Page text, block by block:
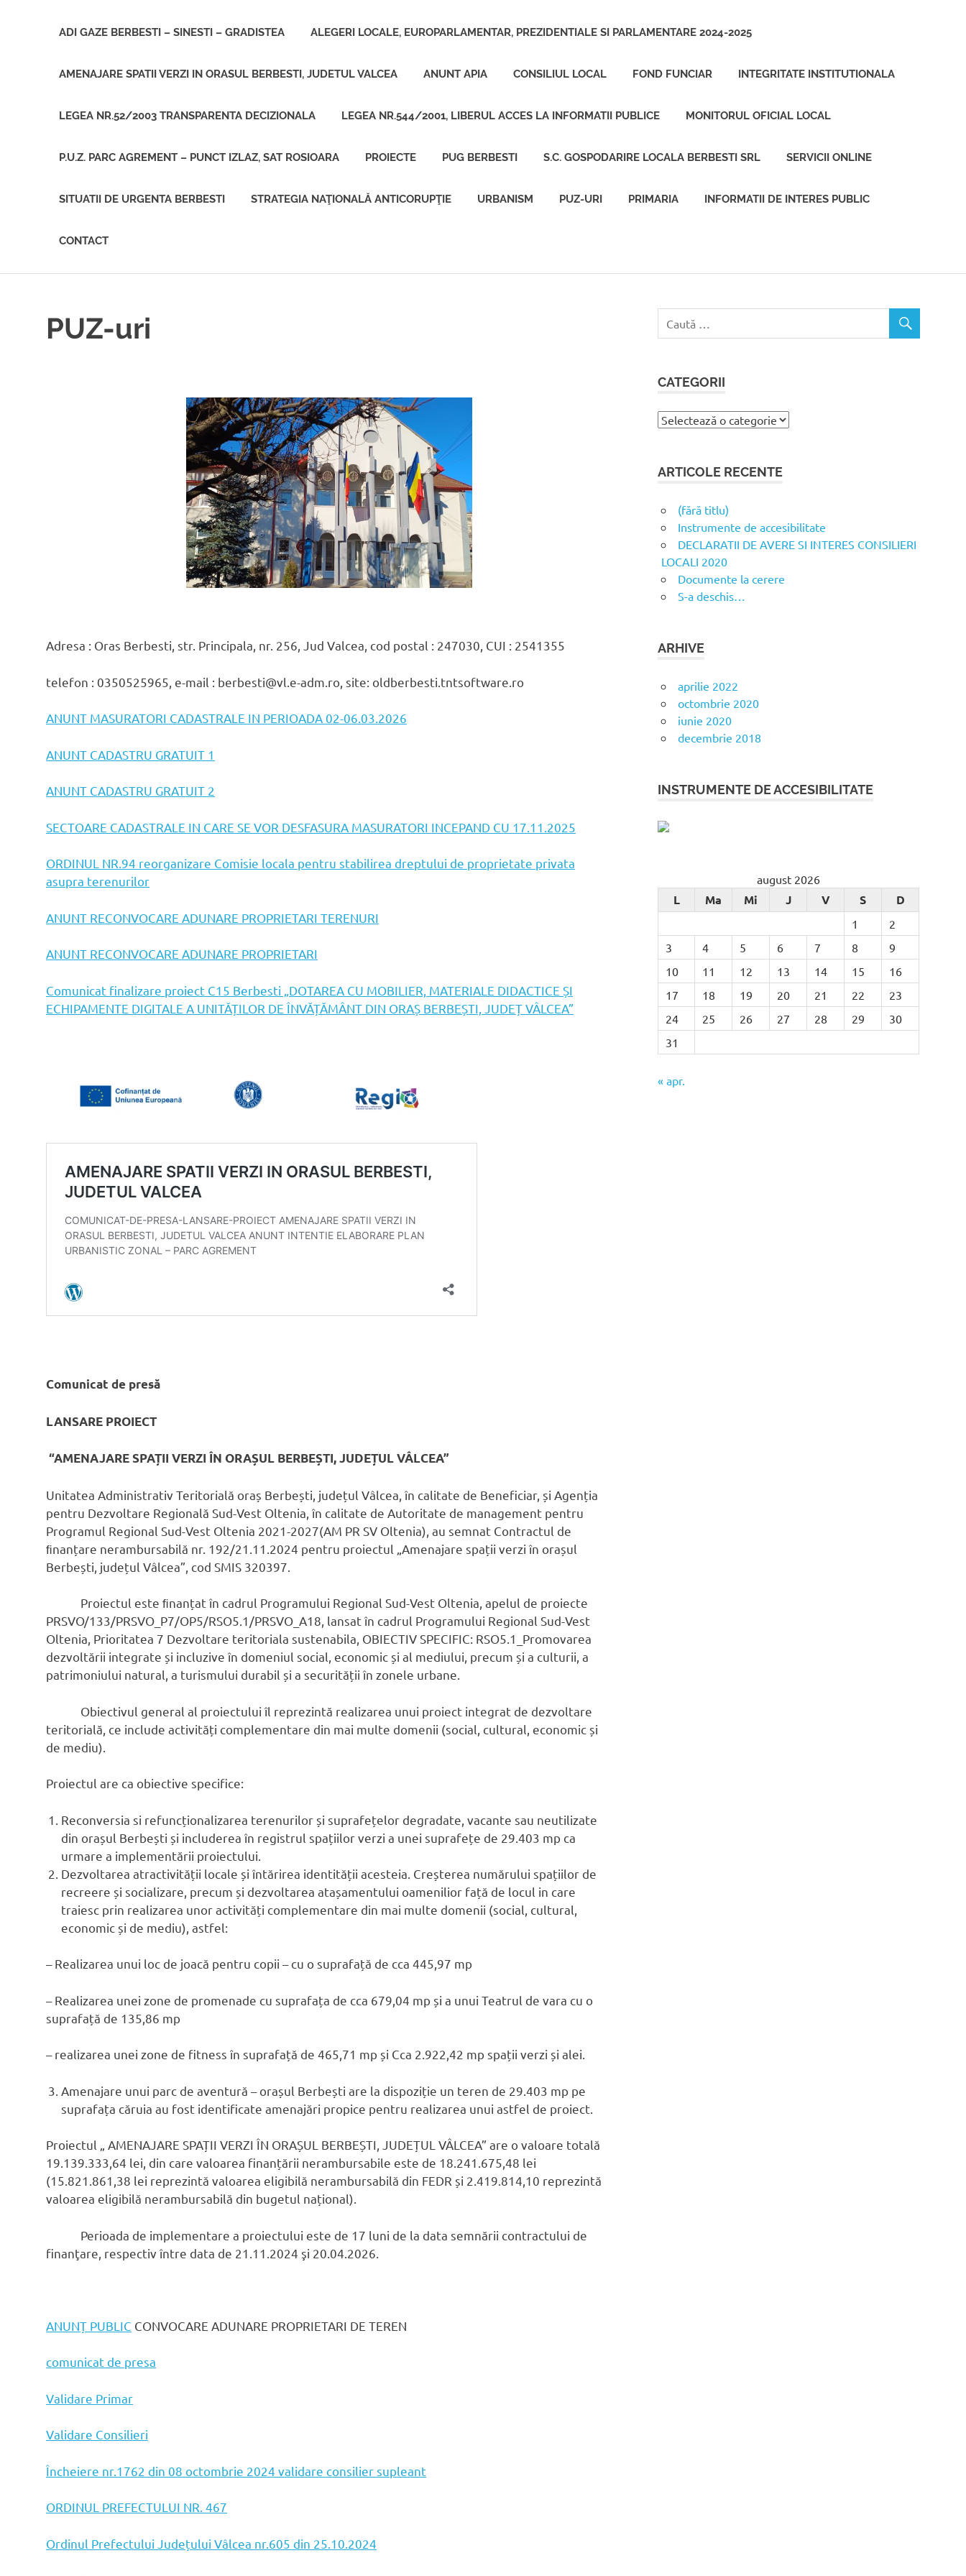
ADI GAZE BERBESTI – SINESTI – GRADISTEA ALEGERI LOCALE, EUROPARLAMENTAR, PREZIDENTIALE SI PARLAMENTARE 2024-2025
AMENAJARE SPATII VERZI IN ORASUL BERBESTI, JUDETUL VALCEA ANUNT APIA CONSILIUL LOCAL FOND FUNCIAR INTEGRITATE INSTITUTIONALA
LEGEA NR.52/2003 TRANSPARENTA DECIZIONALA LEGEA NR.544/2001, LIBERUL ACCES LA INFORMATII PUBLICE MONITORUL OFICIAL LOCAL
P.U.Z. PARC AGREMENT – PUNCT IZLAZ, SAT ROSIOARA PROIECTE PUG BERBESTI S.C. GOSPODARIRE LOCALA BERBESTI SRL SERVICII ONLINE
SITUATII DE URGENTA BERBESTI STRATEGIA NAŢIONALĂ ANTICORUPŢIE URBANISM PUZ-URI PRIMARIA INFORMATII DE INTERES PUBLIC
CONTACT
PUZ-uri
Adresa : Oras Berbesti, str. Principala, nr. 256, Jud Valcea, cod postal : 247030, CUI : 2541355
telefon : 0350525965, e-mail : berbesti@vl.e-adm.ro, site: oldberbesti.tntsoftware.ro
ANUNT MASURATORI CADASTRALE IN PERIOADA 02-06.03.2026
ANUNT CADASTRU GRATUIT 1
ANUNT CADASTRU GRATUIT 2
SECTOARE CADASTRALE IN CARE SE VOR DESFASURA MASURATORI INCEPAND CU 17.11.2025
ORDINUL NR.94 reorganizare Comisie locala pentru stabilirea dreptului de proprietate privata
asupra terenurilor
ANUNT RECONVOCARE ADUNARE PROPRIETARI TERENURI
ANUNT RECONVOCARE ADUNARE PROPRIETARI
Comunicat finalizare proiect C15 Berbesti „DOTAREA CU MOBILIER, MATERIALE DIDACTICE ȘI
ECHIPAMENTE DIGITALE A UNITĂȚILOR DE ÎNVĂȚĂMÂNT DIN ORAȘ BERBEȘTI, JUDEȚ VÂLCEA”
Comunicat de presă
LANSARE PROIECT
“AMENAJARE SPAȚII VERZI ÎN ORAȘUL BERBEȘTI, JUDEȚUL VÂLCEA”
Unitatea Administrativ Teritorială oraș Berbești, județul Vâlcea, în calitate de Beneficiar, și Agenția
pentru Dezvoltare Regională Sud-Vest Oltenia, în calitate de Autoritate de management pentru
Programul Regional Sud-Vest Oltenia 2021-2027(AM PR SV Oltenia), au semnat Contractul de
ﬁnanțare nerambursabilă nr. 192/21.11.2024 pentru proiectul „Amenajare spații verzi în orașul
Berbești, județul Vâlcea”, cod SMIS 320397.
Proiectul este ﬁnanțat în cadrul Programului Regional Sud-Vest Oltenia, apelul de proiecte
PRSVO/133/PRSVO_P7/OP5/RSO5.1/PRSVO_A18, lansat în cadrul Programului Regional Sud-Vest
Oltenia, Prioritatea 7 Dezvoltare teritoriala sustenabila, OBIECTIV SPECIFIC: RSO5.1_Promovarea
dezvoltării integrate și incluzive în domeniul social, economic și al mediului, precum și a culturii, a
patrimoniului natural, a turismului durabil și a securității în zonele urbane.
Obiectivul general al proiectului îl reprezintă realizarea unui proiect integrat de dezvoltare
teritorială, ce include activități complementare din mai multe domenii (social, cultural, economic și
de mediu).
Proiectul are ca obiective specifice:
Reconversia si refuncționalizarea terenurilor și suprafețelor degradate, vacante sau neutilizate
din orașul Berbești și includerea în registrul spațiilor verzi a unei suprafețe de 29.403 mp ca
urmare a implementării proiectului.
Dezvoltarea atractivității locale și întărirea identității acesteia. Creșterea numărului spațiilor de
recreere și socializare, precum și dezvoltarea atașamentului oamenilior față de locul in care
traiesc prin realizarea unor activități complementare din mai multe domenii (social, cultural,
economic și de mediu), astfel:
– Realizarea unui loc de joacă pentru copii – cu o suprafață de cca 445,97 mp
– Realizarea unei zone de promenade cu suprafața de cca 679,04 mp și a unui Teatrul de vara cu o
suprafață de 135,86 mp
– realizarea unei zone de fitness în suprafață de 465,71 mp și Cca 2.922,42 mp spații verzi și alei.
Amenajare unui parc de aventură – orașul Berbești are la dispoziție un teren de 29.403 mp pe
suprafața căruia au fost identificate amenajări propice pentru realizarea unui astfel de proiect.
Proiectul „ AMENAJARE SPAȚII VERZI ÎN ORAȘUL BERBEȘTI, JUDEȚUL VÂLCEA” are o valoare totală
19.139.333,64 lei, din care valoarea finanțării nerambursabile este de 18.241.675,48 lei
(15.821.861,38 lei reprezintă valoarea eligibilă nerambursabilă din FEDR și 2.419.814,10 reprezintă
valoarea eligibilă nerambursabilă din bugetul național).
Perioada de implementare a proiectului este de 17 luni de la data semnării contractului de
finanţare, respectiv între data de 21.11.2024 şi 20.04.2026.
ANUNȚ PUBLIC CONVOCARE ADUNARE PROPRIETARI DE TEREN
comunicat de presa
Validare Primar
Validare Consilieri
Încheiere nr.1762 din 08 octombrie 2024 validare consilier supleant
ORDINUL PREFECTULUI NR. 467
Ordinul Prefectului Județului Vâlcea nr.605 din 25.10.2024
CATEGORII
Categorii
ARTICOLE RECENTE
(fără titlu)
Instrumente de accesibilitate
DECLARATII DE AVERE SI INTERES CONSILIERI
LOCALI 2020
Documente la cerere
S-a deschis…
ARHIVE
aprilie 2022
octombrie 2020
iunie 2020
decembrie 2018
INSTRUMENTE DE ACCESIBILITATE
august 2026
L Ma Mi J V S D
1
2
3
4 5 6 7 8
9
10
11 12 13 14 15
16
17
18 19 20 21 22
23
24
25 26 27 28 29
30
31
« apr.